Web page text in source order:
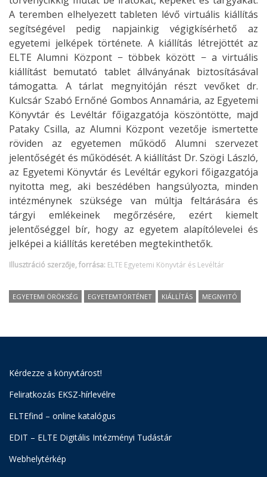
A teremben elhelyezett tableten lévő virtuális kiállítás
segítségével pedig napjainkig végigkísérhető az
egyetemi jelképek története. A kiállítás létrejöttét az
ELTE Alumni Központ − többek között − a virtuális
kiállítást bemutató tablet állványának biztosításával
támogatta. A tárlat megnyitóján részt vevőket dr.
Kulcsár Szabó Ernőné Gombos Annamária, az Egyetemi
Könyvtár és Levéltár főigazgatója köszöntötte, majd
Pataky Csilla, az Alumni Központ vezetője ismertette
röviden az egyetemen működő Alumni szervezet
jelentőségét és működését. A kiállítást Dr. Szögi László,
az Egyetemi Könyvtár és Levéltár egykori főigazgatója
nyitotta meg, aki beszédében hangsúlyozta, minden
intézménynek szüksége van múltja feltárására és
tárgyi emlékeinek megőrzésére, ezért kiemelt
jelentőséggel bír, hogy az egyetem alapítólevelei és
jelképei a kiállítás keretében megtekinthetők.
Illusztráció szerzője, forrása: ELTE Egyetemi Könyvtár és Levéltár
EGYETEMI ÖRÖKSÉG EGYETEMTÖRTÉNET KIÁLLÍTÁS MEGNYITÓ
Kérdezze a könyvtárost!
Feliratkozás EKSZ-hírlevélre
ELTEfind – online katalógus
EDIT – ELTE Digitális Intézményi Tudástár
Webhelytérkép